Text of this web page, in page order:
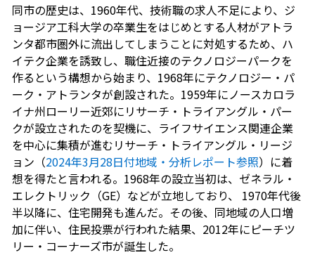
同市の歴史は、1960年代、技術職の求人不足により、ジ
ョージア工科大学の卒業生をはじめとする人材がアトラ
ンタ都市圏外に流出してしまうことに対処するため、ハ
イテク企業を誘致し、職住近接のテクノロジーパークを
作るという構想から始まり、1968年にテクノロジー・パ
ーク・アトランタが創設された。1959年にノースカロラ
イナ州ローリー近郊にリサーチ・トライアングル・パー
クが設立されたのを契機に、ライフサイエンス関連企業
を中心に集積が進むリサーチ・トライアングル・リージ
ョン（2024年3月28日付地域・分析レポート参照）に着
想を得たと言われる。1968年の設立当初は、ゼネラル・
エレクトリック（GE）などが立地しており、 1970年代後
半以降に、住宅開発も進んだ。その後、同地域の人口増
加に伴い、住民投票が行われた結果、2012年にピーチツ
リー・コーナーズ市が誕生した。